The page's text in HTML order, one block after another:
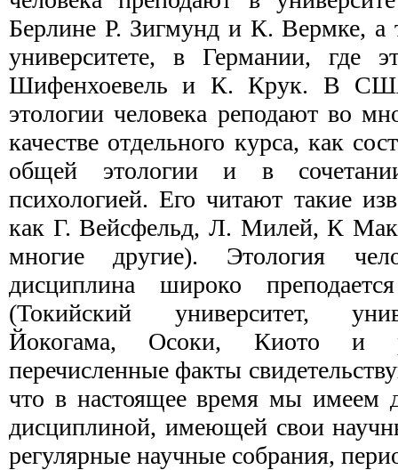
Берлине Р. Зигмунд и К. Вермке,
университете, в Германии, где
Шифенхоевель и К. Крук. В
этологии человека реподают во
качестве отдельного курса, как
общей этологии и в
психологией. Его читают такие
как Г. Вейсфельд, Л. Милей, К
многие другие). Этология
дисциплина широко
(Токийский университет,
Йокогама, Осоки, Киото и
перечисленные факты
что в настоящее время мы имеем
дисциплиной, имеющей свои
регулярные научные собрания,